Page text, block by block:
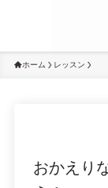
ホーム レッスン
おかえり